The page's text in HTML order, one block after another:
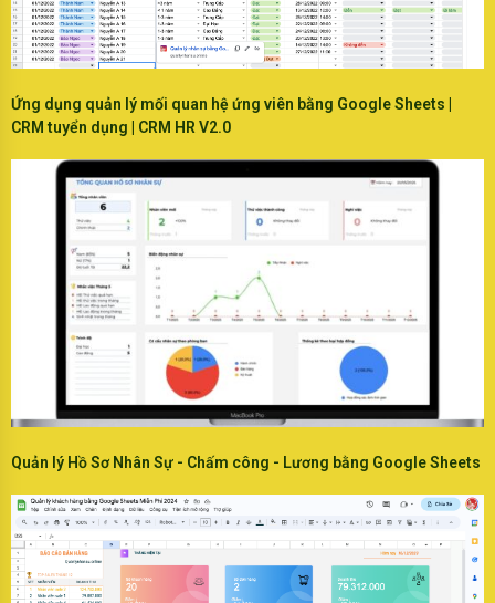
Ứng dụng quản lý mối quan hệ ứng viên bằng Google Sheets |
CRM tuyển dụng | CRM HR V2.0
Quản lý Hồ Sơ Nhân Sự - Chấm công - Lương bằng Google Sheets